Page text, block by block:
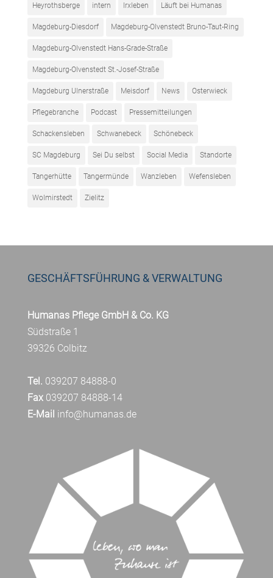
Heyrothsberge intern Irxleben Läuft bei Humanas
Magdeburg-Diesdorf Magdeburg-Olvenstedt Bruno-Taut-Ring
Magdeburg-Olvenstedt Hans-Grade-Straße
Magdeburg-Olvenstedt St.-Josef-Straße
Magdeburg Ulnerstraße Meisdorf News Osterwieck
Pflegebranche Podcast Pressemitteilungen
Schackensleben Schwanebeck Schönebeck
SC Magdeburg Sei Du selbst Social Media Standorte
Tangerhütte Tangermünde Wanzleben Wefensleben
Wolmirstedt Zielitz
GESCHÄFTSFÜHRUNG & VERWALTUNG
Humanas Pflege GmbH & Co. KG
Südstraße 1
39326 Colbitz
Tel. 039207 84888-0
Fax039207 84888-14
E-Mail info@humanas.de